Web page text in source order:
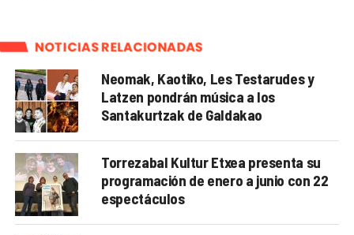
NOTICIAS RELACIONADAS
Neomak, Kaotiko, Les Testarudes y
Latzen pondrán música a los
Santakurtzak de Galdakao
Torrezabal Kultur Etxea presenta su
programación de enero a junio con 22
espectáculos